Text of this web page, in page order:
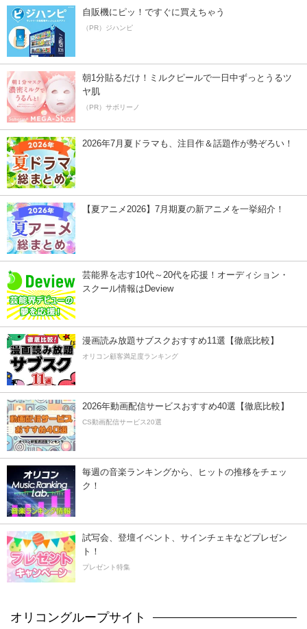
自販機にピッ！ですぐに買えちゃう
（PR）ジハンピ
朝1分貼るだけ！ミルクピールで一日中ずっとうるツ
ヤ肌
（PR）サボリーノ
2026年7月夏ドラマも、注目作＆話題作が勢ぞろい！
【夏アニメ2026】7月期夏の新アニメを一挙紹介！
芸能界を志す10代～20代を応援！オーディション・
スクール情報はDeview
漫画読み放題サブスクおすすめ11選【徹底比較】
オリコン顧客満足度ランキング
2026年動画配信サービスおすすめ40選【徹底比較】
CS動画配信サービス20選
毎週の音楽ランキングから、ヒットの推移をチェッ
ク！
試写会、登壇イベント、サインチェキなどプレゼン
ト！
プレゼント特集
オリコングループサイト